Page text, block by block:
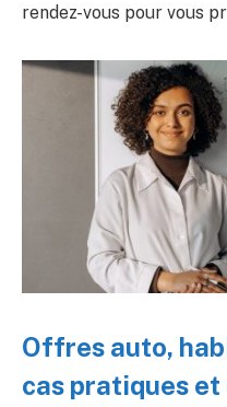
rendez-vous pour vous
Offres auto,
cas pratiques